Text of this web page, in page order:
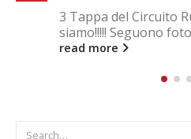
AviSport Legnano
Mulini, giunta alla 91^
Runner Cristian